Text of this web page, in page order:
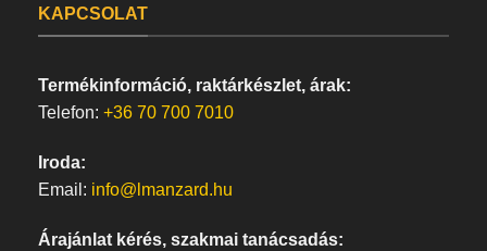
KAPCSOLAT
Termékinformáció, raktárkészlet, árak:
Telefon: +36 70 700 7010
Iroda:
Email: info@lmanzard.hu
Árajánlat kérés, szakmai tanácsadás: